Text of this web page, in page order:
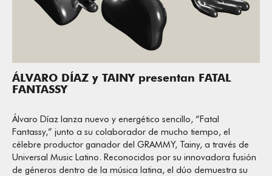
ÁLVARO DÍAZ y TAINY presentan FATAL
FANTASSY
Álvaro Díaz lanza nuevo y energético sencillo, “Fatal
Fantassy,” junto a su colaborador de mucho tiempo, el
célebre productor ganador del GRAMMY, Tainy, a través de
Universal Music Latino. Reconocidos por su innovadora fusión
de géneros dentro de la música latina, el dúo demuestra su